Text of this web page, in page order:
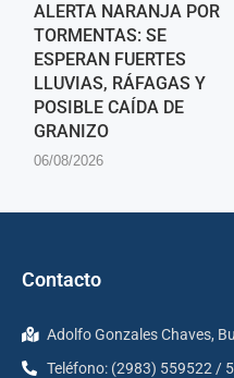
ALERTA NARANJA POR
TORMENTAS: SE
ESPERAN FUERTES
LLUVIAS, RÁFAGAS Y
POSIBLE CAÍDA DE
GRANIZO
06/08/2026
Contacto
Adolfo Gonzales Chaves,
Teléfono: (2983) 559522 /